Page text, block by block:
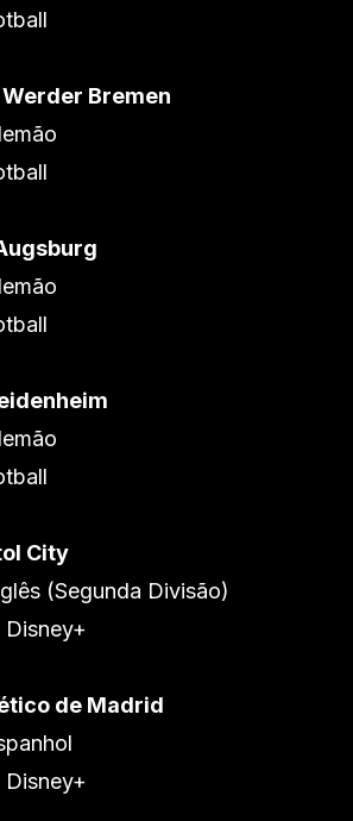
Bremen
City
(Segunda Divisão)
Disney+
de Madrid
Disney+